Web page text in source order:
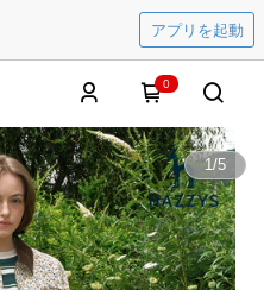
アプリを起動
0
1/5